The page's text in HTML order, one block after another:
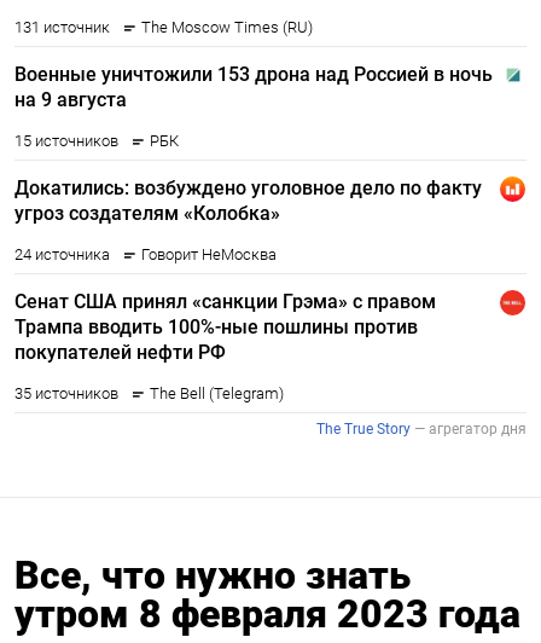
Все, что нужно знать
утром 8 февраля 2023 года